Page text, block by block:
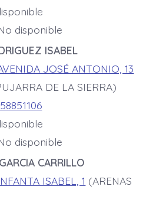
disponible
ISABEL
JOSÉ ANTONIO, 13
DE LA SIERRA)
disponible
CARRILLO
ISABEL, 1 (ARENAS